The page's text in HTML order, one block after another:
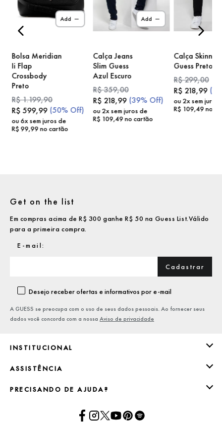
Add
Bolsa Meridian
Ii Flap
Crossbody
Preto
R$1.199,90
R$ 599,99 (50% Off)
ou 6x sem juros de
R$ 99,99no cartão
Add
Calça Jeans
Slim Guess
Azul Escuro
R$359,00
R$ 218,99 (39% Off)
ou2x sem juros de
R$ 109,49no cartão
Calça Skinny
Guess Preto
R$299,00
R$ 218,99 (
ou 2x sem juros
R$ 109,49no
INSTITUCIONAL
ASSISTÊNCIA
PRECISANDO DE AJUDA?
Get on the list
Em compras acima de R$ 300 ganhe R$ 50 na Guess List.Válido
para a primeira compra.
Cadastrar
Desejo receber ofertas e informativos por e-mail
A GUESS se preocupa com o uso de seus dados pessoais. Ao fornecer seus
dados você concorda com a nossa Aviso de privacidade